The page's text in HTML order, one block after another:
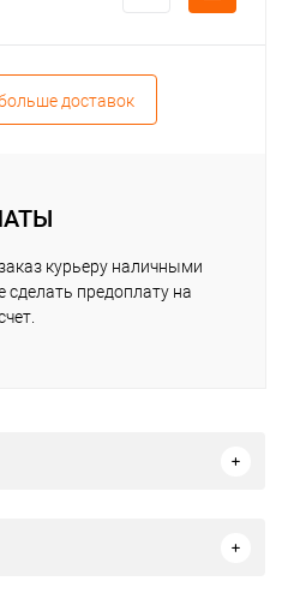
доставок
курьеру наличными
сделать предоплату на